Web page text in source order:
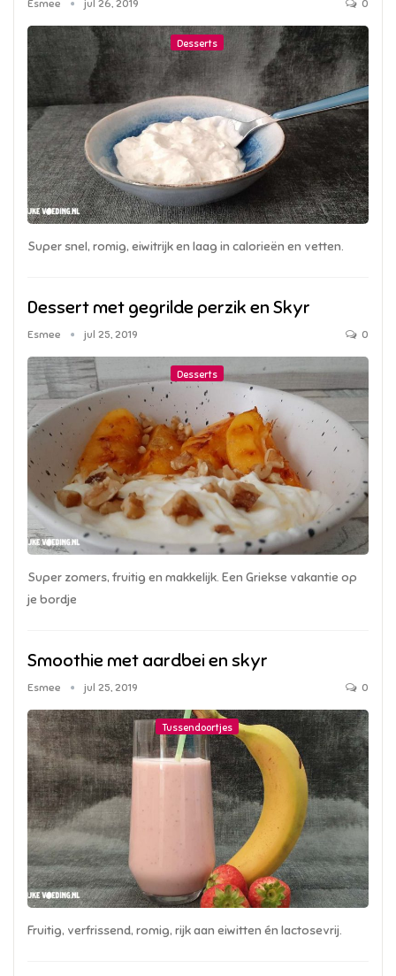
Esmee jul 26, 2019 0
Desserts
Super snel, romig, eiwitrijk en laag in calorieën en vetten.
Dessert met gegrilde perzik en Skyr
Esmee jul 25, 2019 0
Desserts
Super zomers, fruitig en makkelijk. Een Griekse vakantie op
je bordje
Smoothie met aardbei en skyr
Esmee jul 25, 2019 0
Tussendoortjes
Fruitig, verfrissend, romig, rijk aan eiwitten én lactosevrij.